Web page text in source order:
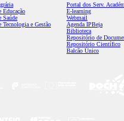
Educação
Saúde
Tecnologia e Gestão
Portal dos Serv.
E-learning
Webmail
Agenda IPBeja
Biblioteca
Repositório de
Repositório Científico
Balcão Único